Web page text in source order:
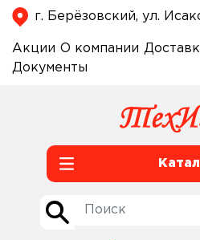
г. Берёзовский, ул.
Акции О компании
Документы